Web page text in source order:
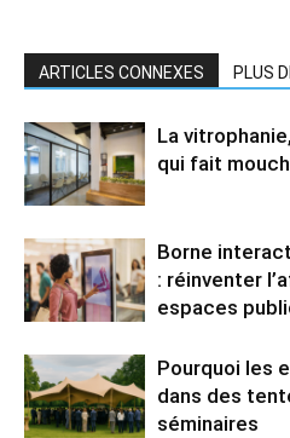
ARTICLES CONNEXES PLUS
La
qui fait
Borne
: réinventer
espaces
Pourquoi les
dans des
séminaires